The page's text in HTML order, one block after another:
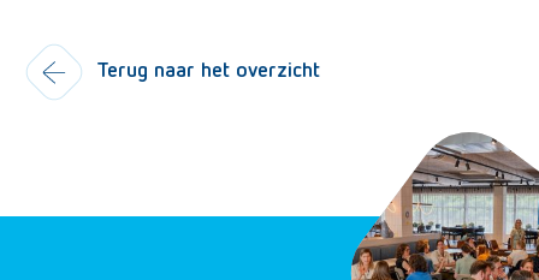
Terug naar het overzicht